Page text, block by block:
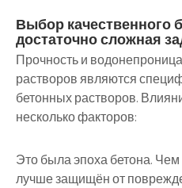
Выбор качественного
достаточно сложная
Прочность и
растворов являются
бетонных растворов.
несколько факторов:
Это была эпоха бетона.
лучше защищён от